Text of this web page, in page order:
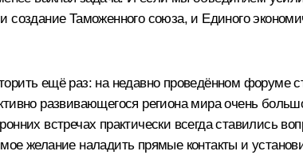
создание Таможенного союза, и Единого
ещё раз: на недавно проведённом форуме
развивающегося региона мира очень
встречах практически всегда ставились
желание наладить прямые контакты и